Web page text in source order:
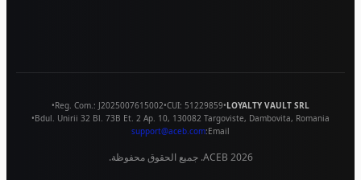
LOYALTY VAULT SRL
•
CUI:51229859
•
Reg. Com.:J2025007615002
Bdul. Unirii 32 Bl. 73B Et. 2 Ap. 10,130082 Targoviste,Dambovita,Romania
•
Email:
support@aceb.com
2026ACEB. جميع الحقوق محفوظة.